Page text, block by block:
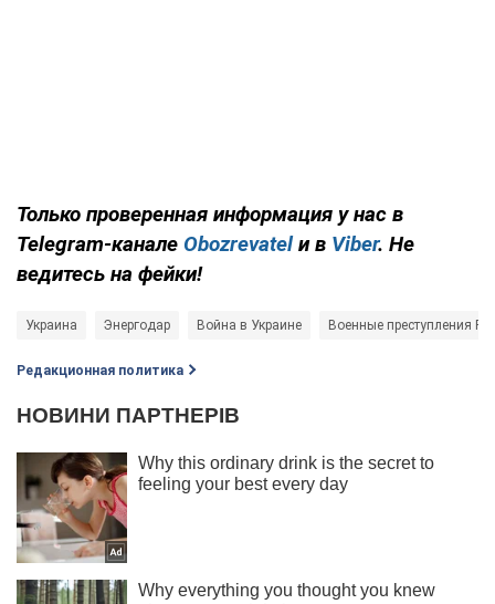
Только проверенная информация у нас в
Telegram-канале Obozrevatelи в Viber. Не
ведитесь на фейки!
Украина Энергодар Война в Украине Военные преступления
Редакционная политика